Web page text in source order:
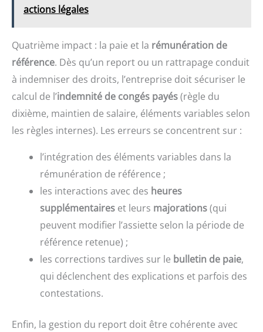
actions légales
Quatrième impact : la paie et la rémunération de
référence. Dès qu’un report ou un rattrapage conduit
à indemniser des droits, l’entreprise doit sécuriser le
calcul de l’indemnité de congés payés(règle du
dixième, maintien de salaire, éléments variables selon
les règles internes). Les erreurs se concentrent sur :
l’intégration des éléments variables dans la
rémunération de référence ;
les interactions avec des heures
supplémentaires et leurs majorations(qui
peuvent modifier l’assiette selon la période de
référence retenue) ;
les corrections tardives sur le bulletin de paie,
qui déclenchent des explications et parfois des
contestations.
Enfin, la gestion du report doit être cohérente avec